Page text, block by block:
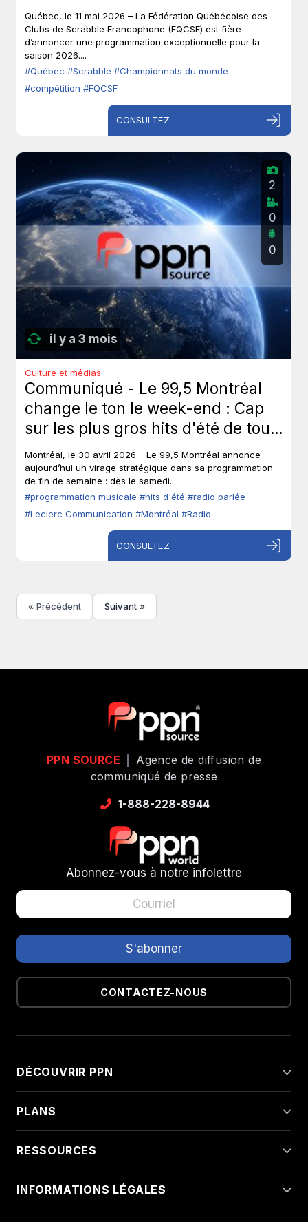
Québec, le 11 mai 2026 – La Fédération Québécoise des
Clubs de Scrabble Francophone (FQCSF) est fière
d’annoncer une programmation exceptionnelle pour la
saison 2026....
#Québec #Scrabble #Championnats du monde
#compétition #FQCSF
CONSULTEZ
il y a 3 mois
2
0
0
Culture et médias
Communiqué - Le 99,5 Montréal
change le ton le week-end : Cap
sur les plus gros hits d'été de tous
les temps, sans toucher à ses voix
fortes en semaine.
Montréal, le 30 avril 2026 – Le 99,5 Montréal annonce
aujourd’hui un virage stratégique dans sa programmation
de fin de semaine : dès le samedi...
#programmation musicale #hits d'été #radio parlée
#Leclerc Communication #Montréal #Radio
CONSULTEZ
« Précédent Suivant »
PPN SOURCE
Agence de diffusion de
communiqué de presse
1-888-228-8944
Abonnez-vous à notre infolettre
CONTACTEZ-NOUS
DÉCOUVRIR PPN
PLANS
RESSOURCES
INFORMATIONS LÉGALES